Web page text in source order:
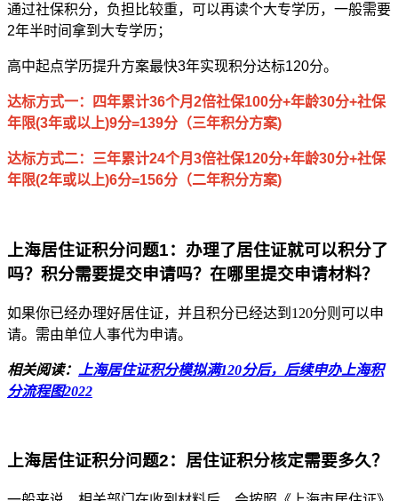
通过社保积分，负担比较重，可以再读个大专学历，一般需要
2年半时间拿到大专学历；
高中起点学历提升方案最快3年实现积分达标120分。
达标方式一：四年累计36个月2倍社保100分+年龄30分+社保
年限(3年或以上)9分=139分（三年积分方案)
达标方式二：三年累计24个月3倍社保120分+年龄30分+社保
年限(2年或以上)6分=156分（二年积分方案)
上海居住证积分问题1： 办理了居住证就可以积分了
吗？积分需要提交申请吗？在哪里提交申请材料？
如果你已经办理好居住证，并且积分已经达到120分则可以申
请。需由单位人事代为申请。
相关阅读： 上海居住证积分模拟满120分后，后续申办上海积
分流程图2022
上海居住证积分问题2：居住证积分核定需要多久？